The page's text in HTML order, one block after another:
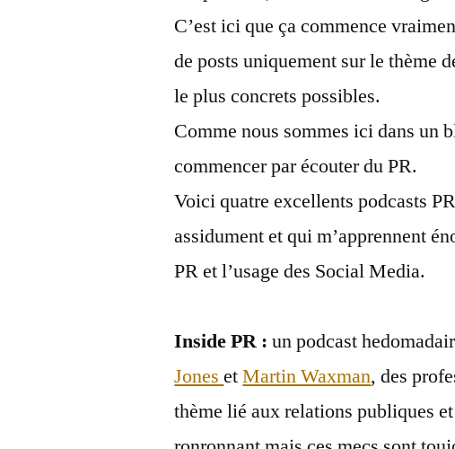
C’est ici que ça commence
de posts uniquement sur le thème
le plus concrets possibles.
Comme nous sommes ici dans un
commencer par écouter du PR.
Voici quatre excellents podcasts
assidument et qui m’apprennent
PR et l’usage des Social Media.
Inside PR : un podcast
JonesetMartin Waxman, des
thème lié aux relations publiques